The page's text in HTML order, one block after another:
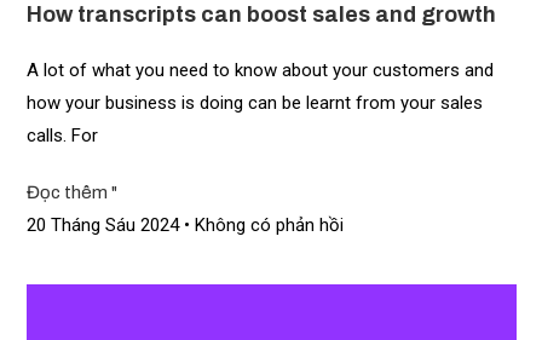
How transcripts can boost sales and growth
A lot of what you need to know about your customers and
how your business is doing can be learnt from your sales
calls. For
Đọc thêm "
20 Tháng Sáu 2024 Không có phản hồi